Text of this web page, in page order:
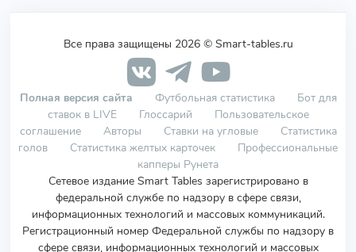
Все права защищены 2026 © Smart-tables.ru
Полная версия сайта Футбольная статистика
Бот для
ставок в LIVE
Глоссарий
Пользовательское
соглашение
Авторы Ставки на угловые
Статистика
голов
Статистика желтых карточек
Профессиональные
капперы Рунета
Сетевое издание Smart Tables зарегистрировано в
федеральной службе по надзору в сфере связи,
информационных технологий и массовых коммуникаций.
Регистрационный номер Федеральной службы по надзору в
сфере связи, информационных технологий и массовых